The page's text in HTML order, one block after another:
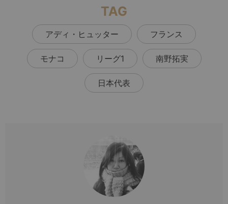
TAG
アディ・ヒュッター フランス
モナコ リーグ1 南野拓実
日本代表